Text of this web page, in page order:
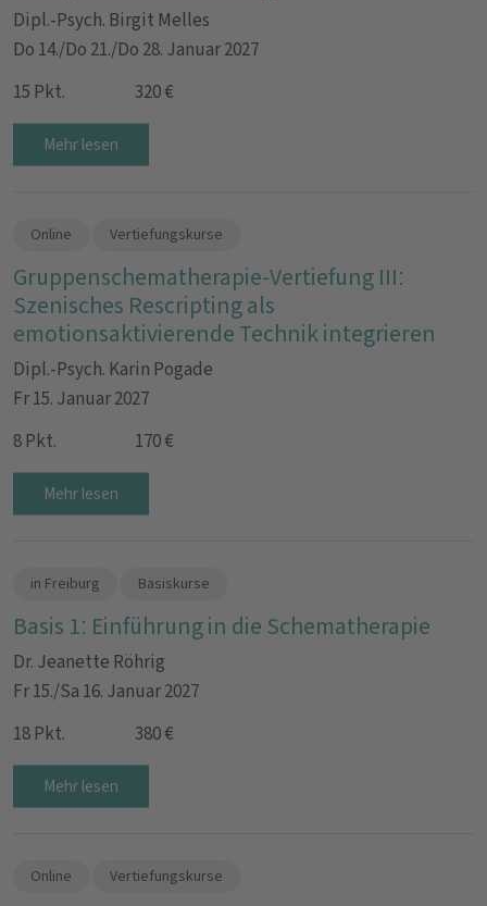
Dipl.-Psych. Birgit Melles
Do 14./Do 21./Do 28. Januar 2027
15 Pkt.
320 €
Mehr lesen
Online Vertiefungskurse
Gruppenschematherapie-Vertiefung III:
Szenisches Rescripting als
emotionsaktivierende Technik integrieren
Dipl.-Psych. Karin Pogade
Fr 15. Januar 2027
8 Pkt.
170 €
Mehr lesen
in Freiburg Basiskurse
Basis 1: Einführung in die Schematherapie
Dr. Jeanette Röhrig
Fr 15./Sa 16. Januar 2027
18 Pkt.
380 €
Mehr lesen
Online Vertiefungskurse